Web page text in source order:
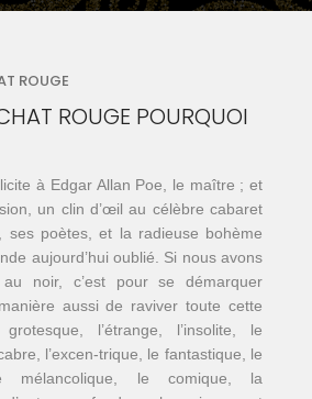
ROUGE
ROUGE POURQUOI
à Edgar Allan Poe, le maître ; et
un clin d’œil au célèbre cabaret
ses poètes, et la radieuse bohème
aujourd’hui oublié. Si nous avons
noir, c’est pour se démarquer
aussi de raviver toute cette
l’étrange, l’insolite, le
l’excen-trique, le fantastique, le
mélancolique, le comique, la